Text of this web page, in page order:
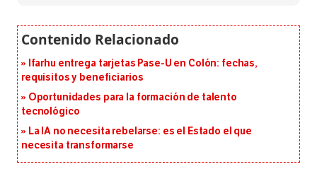
Ifarhu entrega tarjetas Pase-U en Colón: fechas,
requisitos y beneficiarios
Oportunidades para la formación de talento
tecnológico
La IA no necesita rebelarse: es el Estado el que
necesita transformarse